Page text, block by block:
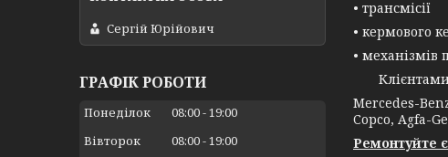
• трансмісії
• кермового
• механізмів
Клієнтами
Mercedes-
Copco, Agfa-
Ремонтуйте
Сергій Юрійович
ГРАФІК РОБОТИ
Понеділок 08:00 19:00
Вівторок
08:00 19:00